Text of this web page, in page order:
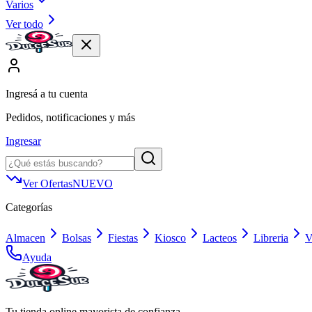
Varios
Ver todo
Ingresá a tu cuenta
Pedidos, notificaciones y más
Ingresar
Ver OfertasNUEVO
Categorías
Almacen Bolsas Fiestas Kiosco Lacteos Libreria
Ayuda